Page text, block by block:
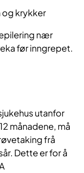
og krykker
nær
før inngrepet.
utanfor
månadene, må
frå
Dette er for å